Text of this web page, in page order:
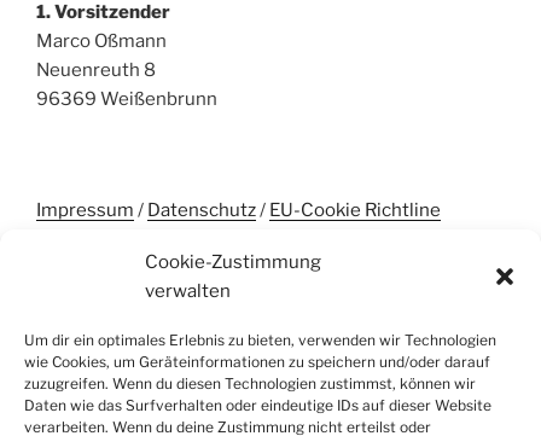
Cookie-Zustimmung
verwalten
Um dir ein optimales Erlebnis zu bieten, verwenden wir Technologien
wie Cookies, um Geräteinformationen zu speichern und/oder darauf
zuzugreifen. Wenn du diesen Technologien zustimmst, können wir
Daten wie das Surfverhalten oder eindeutige IDs auf dieser Website
verarbeiten. Wenn du deine Zustimmung nicht erteilst oder
1. Vorsitzender
Marco Oßmann
Neuenreuth 8
96369 Weißenbrunn
Impressum / Datenschutz/ EU-Cookie Richtline